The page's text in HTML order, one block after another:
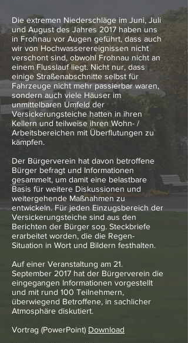
Die extremen Niederschläge im Juni, Juli
und August des Jahres 2017 haben uns
in Frohnau vor Augen geführt, dass auch
wir von Hochwasserereignissen nicht
verschont sind, obwohl Frohnau nicht an
einem Flusslauf liegt. Nicht nur, dass
einige Straßenabschnitte selbst für
Fahrzeuge nicht mehr passierbar waren,
sondern auch viele Häuser im
unmittelbaren Umfeld der
Versickerungsteiche hatten in ihren
Kellern und teilweise ihren Wohn- /
Arbeitsbereichen mit Überflutungen zu
kämpfen.
Der Bürgerverein hat davon betroffene
Bürger befragt und Informationen
gesammelt, um damit eine belastbare
Basis für weitere Diskussionen und
weitergehende Maßnahmen zu
entwickeln. Für jeden Einzugsbereich der
Versickerungsteiche sind aus den
Berichten der Bürger sog. Steckbriefe
erarbeitet worden, die die Regen-
Situation in Wort und Bildern festhalten.
Auf einer Veranstaltung am 21.
September 2017 hat der Bürgerverein die
eingegangen Informationen vorgestellt
und mit rund 100 Teilnehmern,
überwiegend Betroffene, in sachlicher
Atmosphäre diskutiert.
Vortrag (PowerPoint) Download